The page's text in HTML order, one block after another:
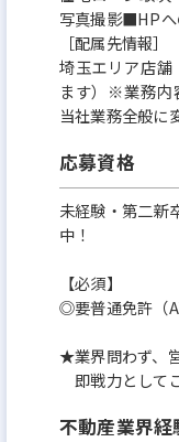
写真撮影■HP
［配属先情報］
埼玉エリア店舗
ます）※業務内
当社業務全般に
応募資格
未経験・第二新
中！
【必須】
◎要普通免許（
★業界問わず、
即戦力として
不動産業界経